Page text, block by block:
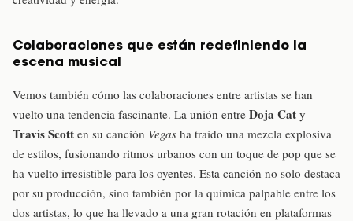
Colaboraciones que están redefiniendo la
escena musical
Vemos también cómo las colaboraciones entre artistas se han
vuelto una tendencia fascinante. La unión entre Doja Cat y
Travis Scott en su canción Vegas ha traído una mezcla explosiva
de estilos, fusionando ritmos urbanos con un toque de pop que se
ha vuelto irresistible para los oyentes. Esta canción no solo destaca
por su producción, sino también por la química palpable entre los
dos artistas, lo que ha llevado a una gran rotación en plataformas